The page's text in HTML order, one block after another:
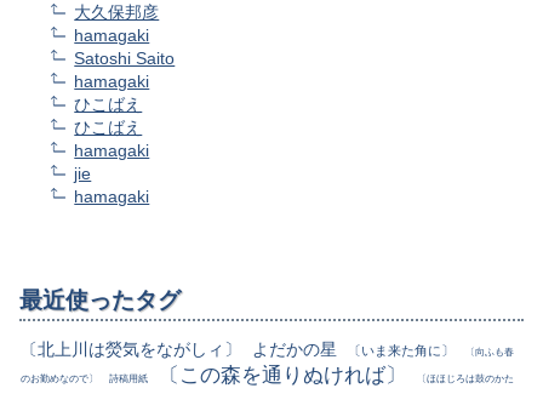
大久保邦彦
hamagaki
Satoshi Saito
hamagaki
ひこばえ
ひこばえ
hamagaki
jie
hamagaki
最近使ったタグ
〔北上川は熒気をながしィ〕 よだかの星 〔いま来た角に〕 〔向ふも春
のお勤めなので〕 詩稿用紙 〔この森を通りぬければ〕 〔ほほじろは鼓のかた